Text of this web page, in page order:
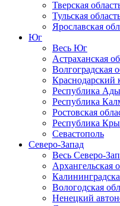
Тверская
Тульская
Ярославская
Юг
Весь Юг
Астраханская
Волгоградская
Краснодарский
Республика
Республика
Ростовская
Республика
Севастополь
Северо-Запад
Весь Северо-
Архангельская
Вологодская
Ненецкий